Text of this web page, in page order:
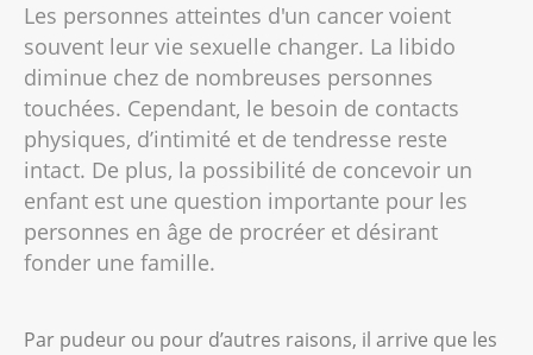
Les personnes atteintes d'un cancer voient
souvent leur vie sexuelle changer. La libido
diminue chez de nombreuses personnes
touchées. Cependant, le besoin de contacts
physiques, d’intimité et de tendresse reste
intact. De plus, la possibilité de concevoir un
enfant est une question importante pour les
personnes en âge de procréer et désirant
fonder une famille.
Par pudeur ou pour d’autres raisons, il arrive que les